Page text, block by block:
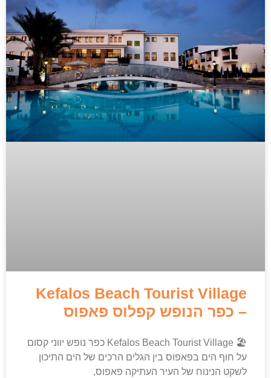
Kefalos Beach Tourist Village
– כפר הנופש קפלוס פאפוס
🏖️ Kefalos Beach Tourist Village כפר נופש יווני קסום
על חוף הים בפאפוס בין הגלים הרכים של הים התיכון
לשקט הנינוח של העיר העתיקה פאפוס,